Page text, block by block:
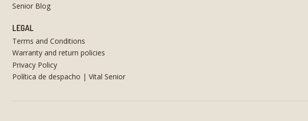
Senior Blog
LEGAL
Terms and Conditions
Warranty and return policies
Privacy Policy
Política de despacho | Vital Senior